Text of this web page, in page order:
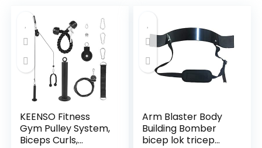
KEENSO Fitness
Gym Pulley System,
Biceps Curls,
Arm Blaster Body
Building Bomber
bicep lok tricep